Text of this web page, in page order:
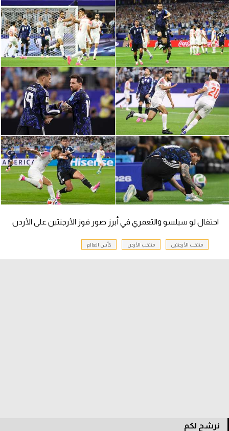
الدوري الفرنسي
الدوري السعودي للمحترفين
دوري أبطال أوروبا
دوري أبطال إفريقيا
كل البطولات
أقسام
الكرة المصرية
الدوري المصري
الكرة الأوروبية
سعودي في الجول
احتفال لو سيلسو والتعمري في أبرز صور فوز الأرجنتين على الأردن
منتخب الأرجنتين منتخب الأردن كأس العالم
نرشح لكم